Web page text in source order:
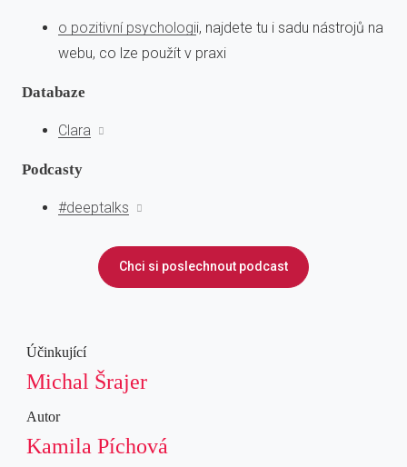
o pozitivní psychologii, najdete tu i sadu nástrojů na
webu, co lze použít v praxi
Databaze
Clara
Podcasty
#deeptalks
Chci si poslechnout podcast
Účinkující
Michal Šrajer
Autor
Kamila Píchová